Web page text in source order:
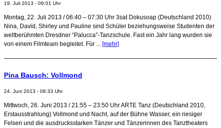
19. Juli 2013 - 09:01 Uhr
Montag, 22. Juli 2013 / 06:40 – 07:30 Uhr 3sat Dokusoap (Deutschland 2010)
Nina, David, Shirley und Pauline sind Schüler beziehungsweise Studenten der
weltberühmten Dresdner “Palucca”-Tanzschule. Fast ein Jahr lang wurden sie
von einem Filmteam begleitet. Für ... [mehr]
Pina Bausch: Vollmond
24. Juni 2013 - 08:33 Uhr
Mittwoch, 26. Juni 2013 / 21:55 – 23:50 Uhr ARTE Tanz (Deutschland 2010,
Erstausstrahlung) Vollmond und Nacht, auf der Bühne Wasser, ein riesiger
Felsen und die ausdrucksstarken Tänzer und Tänzerinnen des Tanztheaters